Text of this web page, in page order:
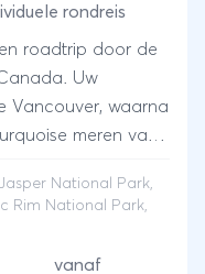
rondreis
roadtrip door de
Uw
Vancouver, waarna
meren van
Wells Gray
prachtige kustlijn
Jasper National Park,
Rim National Park,
vanaf